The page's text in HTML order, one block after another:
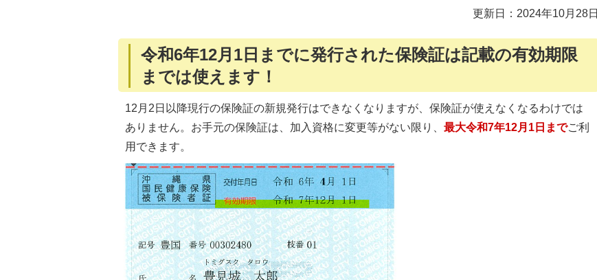
更新日：2024年10月28日
令和6年12月1日までに発行された保険証は記載の有効期限
までは使えます！
12月2日以降現行の保険証の新規発行はできなくなりますが、保険証が使えなくなるわけでは
ありません。お手元の保険証は、加入資格に変更等がない限り、 最大令和7年12月1日までご利
用できます。